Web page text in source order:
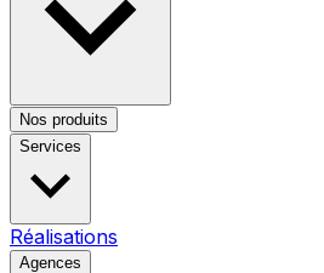
Nos produits
Services
Réalisations
Agences